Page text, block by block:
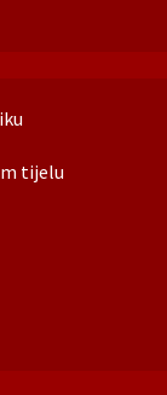
tijelu